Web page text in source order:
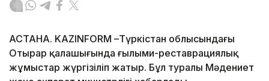
АСТАНА. KAZINFORM –Түркістан облысындағы
Отырар қалашығында ғылыми-реставрациялық
жұмыстар жүргізіліп жатыр. Бұл туралы Мәдениет